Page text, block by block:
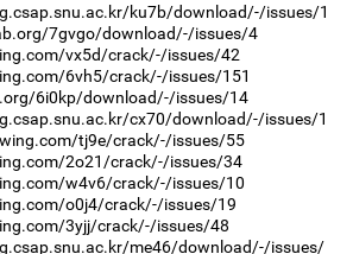
ku7b/download/-/issues/1
7gvgo/download/-/issues/4
vx5d/crack/-/issues/42
6vh5/crack/-/issues/151
6i0kp/download/-/issues/14
cx70/download/-/issues/1
tj9e/crack/-/issues/55
2o21/crack/-/issues/34
w4v6/crack/-/issues/10
o0j4/crack/-/issues/19
3yjj/crack/-/issues/48
me46/download/-/issues/